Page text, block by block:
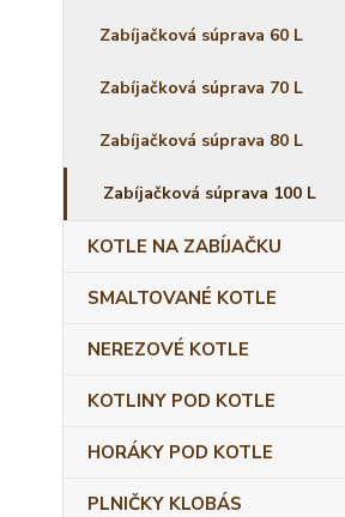
Zabíjačková súprava 60 L
Zabíjačková súprava 70 L
Zabíjačková súprava 80 L
Zabíjačková súprava 100 L
KOTLE NA ZABÍJAČKU
SMALTOVANÉ KOTLE
NEREZOVÉ KOTLE
KOTLINY POD KOTLE
HORÁKY POD KOTLE
PLNIČKY KLOBÁS